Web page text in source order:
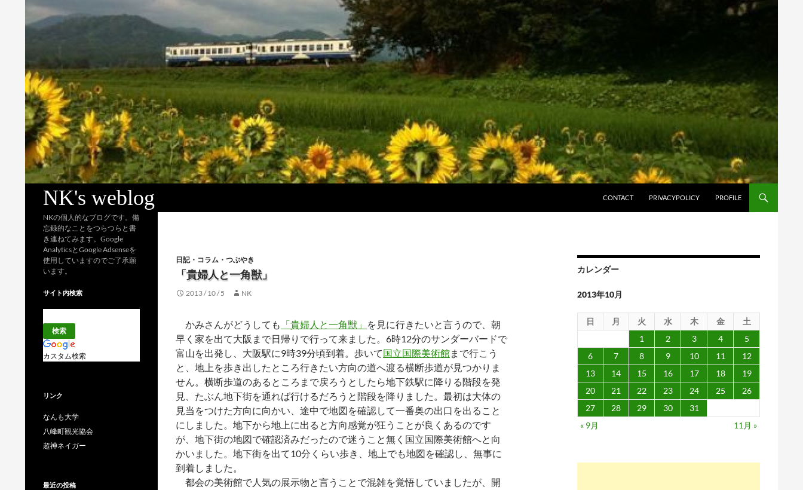
NK's weblog
CONTACT
PRIVACYPOLICY PROFILE
日記・コラム・つぶやき
「貴婦人と一角獣」
2013 / 10 / 5 NK
かみさんがどうしても 「貴婦人と一角獣」 を見に行きたいと言うので、朝
早く家を出て大阪まで日帰りで行って来ました。6時12分のサンダーバードで
富山を出発し、大阪駅に9時39分頃到着。歩いて国立国際美術館まで行こう
と、地上を歩き出したところ行きたい方向の道へ渡る横断歩道が見つかりま
せん。横断歩道のあるところまで戻ろうとしたら地下鉄駅に降りる階段を発
見、たぶん地下街を通れば行けるだろうと階段を降りました。最初は大体の
見当をつけた方向に向かい、途中で地図を確認して一番奥の出口を出ること
にしました。地下から地上に出ると方向感覚が狂うことが良くあるのです
が、地下街の地図で確認済みだったので迷うこと無く国立国際美術館へと向
かいました。地下街を出て10分くらい歩き、地上でも地図を確認し、無事に
到着しました。
都会の美術館で人気の展示物と言うことで混雑を覚悟していましたが、開
カレンダー
2013年10月
日 月 火 水 木 金
土
1
2 3 4
5
6
7 8 9 10 11
12
13
14 15 16 17 18
19
20
21 22 23 24 25
26
27
28 29 30
31
« 9月
11月 »
NKの個人的なブログです。備
忘録的なことをつらつらと書
き連ねてみます。Google
AnalyticsとGoogle Adsenseを
使用していますのでご了承願
います。
サイト内検索
カスタム検索
リンク
なんも大学
八峰町観光協会
超神ネイガー
最近の投稿